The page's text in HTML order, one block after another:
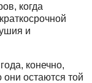
когда
и
конечно,
они остаются той